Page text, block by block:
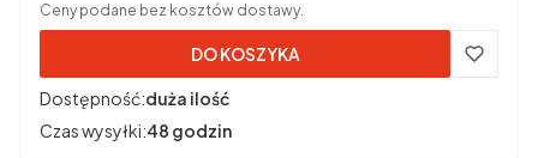
Ceny podane bez kosztów dostawy.
DO KOSZYKA
Dostępność:duża ilość
Czas wysyłki:48 godzin